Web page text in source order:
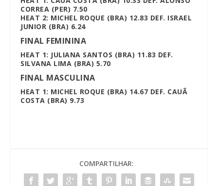
CORREA (PER) 7.50
HEAT 2: MICHEL ROQUE (BRA) 12.83 DEF. ISRAEL
JUNIOR (BRA) 6.24
FINAL FEMININA
HEAT 1: JULIANA SANTOS (BRA) 11.83 DEF.
SILVANA LIMA (BRA) 5.70
FINAL MASCULINA
HEAT 1: MICHEL ROQUE (BRA) 14.67 DEF. CAUÃ
COSTA (BRA) 9.73
COMPARTILHAR: